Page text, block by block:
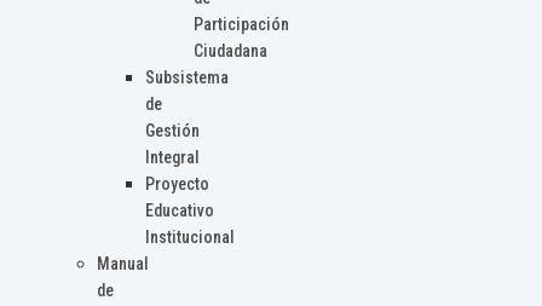
Participación
Ciudadana
Subsistema
de
Gestión
Integral
Proyecto
Educativo
Institucional
Manual
de